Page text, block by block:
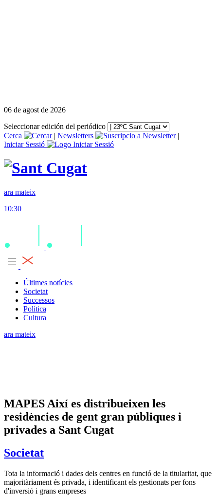
06 de agost de 2026
Seleccionar edición del periódico
Cerca
| Newsletters
|
Iniciar Sessió
ara mateix
10:30
Últimes notícies
Societat
Successos
Política
Cultura
ara mateix
MAPES Així es distribueixen les
residències de gent gran públiques i
privades a Sant Cugat
Societat
Tota la informació i dades dels centres en funció de la titularitat, que
majoritàriament és privada, i identificant els gestionats per fons
d'inversió i grans empreses